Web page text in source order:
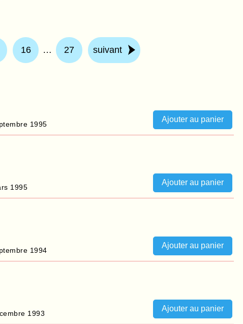
16 … 27 suivant
1995
1995
1994
1993